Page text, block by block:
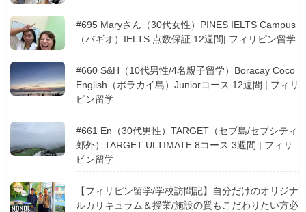
#695 Maryさん（30代女性）PINES IELTS Campus
（バギオ）IELTS 点数保証 12週間| フィリピン留学
#660 S&H（10代男性/4名親子留学）Boracay Coco
English（ボラカイ島）Juniorコース 12週間 | フィリ
ピン留学
#661 En（30代男性）TARGET（セブ島/セブシティ
郊外）TARGET ULTIMATE 8コース 3週間 | フィリ
ピン留学
【フィリピン留学/学校訪問記】自分だけのオリジナ
ルカリキュラム＆授業/施設の質もこだわりたい方必